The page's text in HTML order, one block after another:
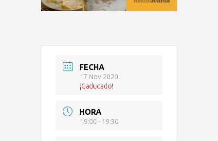
FECHA
17 Nov 2020
¡Caducado!
HORA
19:00 - 19:30